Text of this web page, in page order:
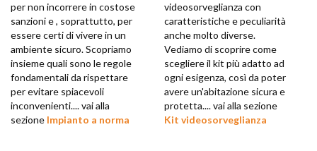
per non incorrere in costose
sanzioni e , soprattutto, per
essere certi di vivere in un
ambiente sicuro. Scopriamo
insieme quali sono le regole
fondamentali da rispettare
per evitare spiacevoli
inconvenienti.... vai alla
sezione Impianto a norma
videosorveglianza con
caratteristiche e peculiarità
anche molto diverse.
Vediamo di scoprire come
scegliere il kit più adatto ad
ogni esigenza, così da poter
avere un'abitazione sicura e
protetta.... vai alla sezione
Kit videosorveglianza